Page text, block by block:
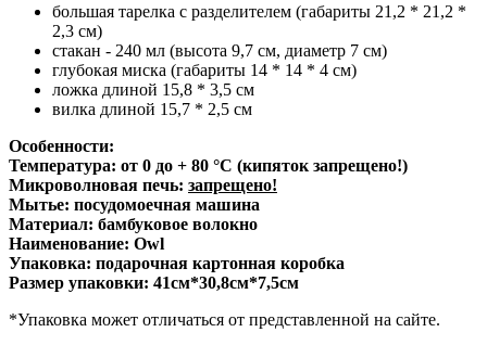
большая тарелка с разделителем (габариты 21,2 * 21,2 *
2,3 см)
стакан - 240 мл (высота 9,7 см, диаметр 7 см)
глубокая миска (габариты 14 * 14 * 4 см)
ложка длиной 15,8 * 3,5 см
вилка длиной 15,7 * 2,5 см
Особенности:
Температура: от 0 до + 80 °С (кипяток запрещено!)
Микроволновая печь: запрещено!
Мытье: посудомоечная машина
Материал: бамбуковое волокно
Наименование: Owl
Упаковка: подарочная картонная коробка
Размер упаковки: 41см*30,8см*7,5см
*Упаковка может отличаться от представленной на сайте.